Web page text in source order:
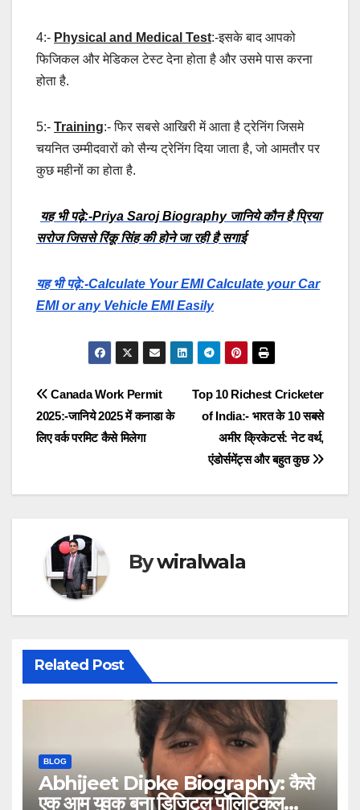
4:- Physical and Medical Test:-इसके बाद आपको
फिजिकल और मेडिकल टेस्ट देना होता है और उसमे पास करना
होता है.
5:- Training:- फिर सबसे आखिरी में आता है ट्रेनिंग जिसमे
चयनित उम्मीदवारों को सैन्य ट्रेनिंग दिया जाता है, जो आमतौर पर
कुछ महीनों का होता है.
यह भी पढ़े:-Priya Saroj Biography जानिये कौन है प्रिया
सरोज जिससे रिंकू सिंह की होने जा रही है सगाई
यह भी पढ़े:-Calculate Your EMI Calculate your Car
EMI or any Vehicle EMI Easily
Post
navigation
Top 10 Richest Cricketer
of India:- भारत के 10 सबसे
अमीर क्रिकेटर्स: नेट वर्थ,
एंडोर्समेंट्स और बहुत कुछ
Canada Work Permit
2025:-जानिये 2025 में कनाडा के
लिए वर्क परमिट कैसे मिलेगा
Bywiralwala
Related Post
BLOG
Abhijeet Dipke Biography: कैसे
एक आम युवक बना डिजिटल पॉलिटिकल